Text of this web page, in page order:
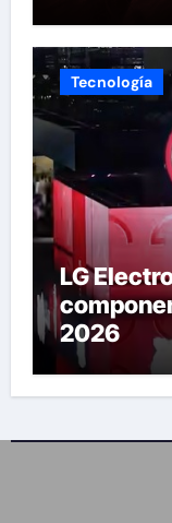
Tecnología
LG
2026